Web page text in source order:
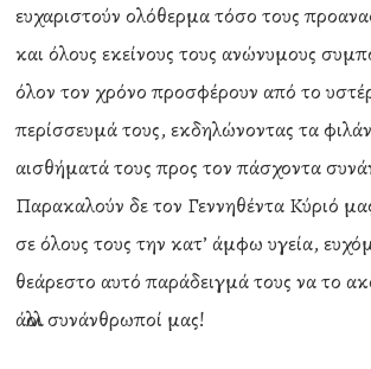
ευχαριστούν ολόθερμα τόσο τους
και όλους εκείνους τους ανώνυμους
όλον τον χρόνο προσφέρουν από το
περίσσευμά τους, εκδηλώνοντας τα
αισθήματά τους προς τον πάσχοντα
Παρακαλούν δε τον Γεννηθέντα Κύριό
σε όλους τους την κατ’ άμφω υγεία,
θεάρεστο αυτό παράδειγμά τους να το
άλλοι συνάνθρωποί μας!